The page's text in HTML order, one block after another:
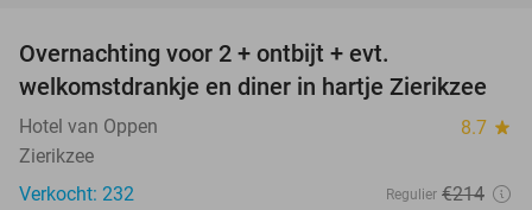
Overnachting voor 2 + ontbijt + evt.
welkomstdrankje en diner in hartje Zierikzee
Hotel van Oppen 8.7 star
Zierikzee
Verkocht: 232
Regulier €214